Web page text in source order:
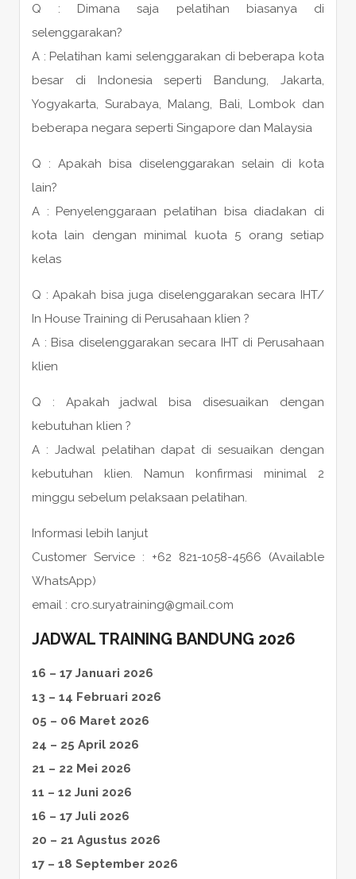
Q : Dimana saja pelatihan biasanya di
selenggarakan?
A : Pelatihan kami selenggarakan di beberapa kota
besar di Indonesia seperti Bandung, Jakarta,
Yogyakarta, Surabaya, Malang, Bali, Lombok dan
beberapa negara seperti Singapore dan Malaysia
Q : Apakah bisa diselenggarakan selain di kota
lain?
A : Penyelenggaraan pelatihan bisa diadakan di
kota lain dengan minimal kuota 5 orang setiap
kelas
Q : Apakah bisa juga diselenggarakan secara IHT/
In House Training di Perusahaan klien ?
A : Bisa diselenggarakan secara IHT di Perusahaan
klien
Q : Apakah jadwal bisa disesuaikan dengan
kebutuhan klien ?
A : Jadwal pelatihan dapat di sesuaikan dengan
kebutuhan klien. Namun konfirmasi minimal 2
minggu sebelum pelaksaan pelatihan.
Informasi lebih lanjut
Customer Service : +62 821-1058-4566 (Available
WhatsApp)
email : cro.suryatraining@gmail.com
JADWAL TRAINING BANDUNG 2026
16 – 17 Januari 2026
13 – 14 Februari 2026
05 – 06 Maret 2026
24 – 25 April 2026
21 – 22 Mei 2026
11 – 12 Juni 2026
16 – 17 Juli 2026
20 – 21 Agustus 2026
17 – 18 September 2026